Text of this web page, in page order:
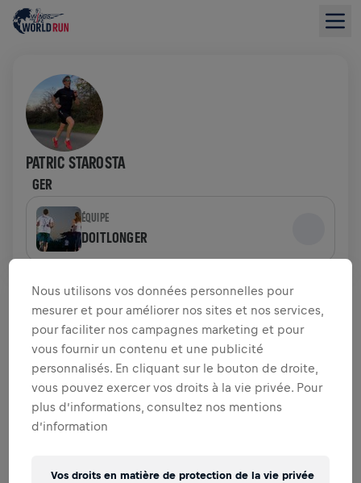
PATRIC STAROSTA
GER
ÉQUIPE
DOITLONGER
APERÇU DE LA COLLECTE DE FONDS
0,00 $US LEVÉS DE OBJECTIF DE 0,00 $US
COLLECTE DE FONDS DONNER
Faites un don pour faire la différence ! 100% de
l'argent collecté est destiné à la recherche sur la
HISTOIRE
Nous utilisons vos données personnelles pour
mesurer et pour améliorer nos sites et nos services,
pour faciliter nos campagnes marketing et pour
vous fournir un contenu et une publicité
personnalisés. En cliquant sur le bouton de droite,
vous pouvez exercer vos droits à la vie privée. Pour
plus d’informations, consultez nos mentions
d’information
Vos droits en matière de protection de la vie privée